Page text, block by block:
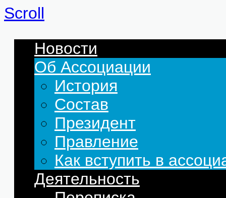
Scroll
Новости
Об Ассоциации
История
Состав
Президент
Правление
Как вступить в
Деятельность